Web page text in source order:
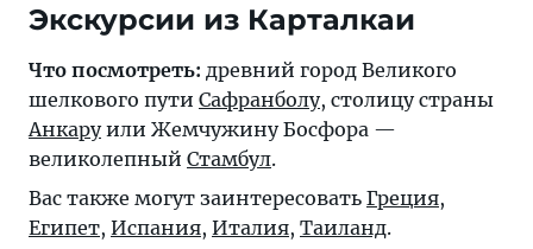
Экскурсии из Карталкаи
Что посмотреть: древний город Великого
шелкового пути Сафранболу, столицу страны
Анкаруили Жемчужину Босфора —
великолепный Стамбул.
Вас также могут заинтересовать Греция,
Египет, Испания, Италия, Таиланд.